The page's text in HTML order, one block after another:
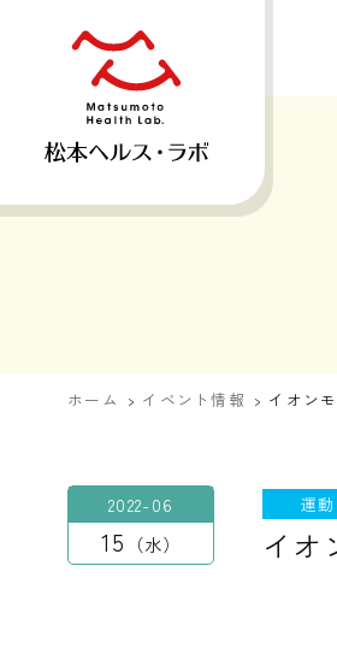
ホーム イベント情報 イオン
2022-06
15 水
運
イオ